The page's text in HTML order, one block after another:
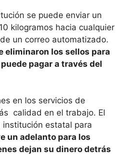
se puede enviar un
kilogramos hacia cualquier
un correo automatizado.
eliminaron los sellos para
pagar a través del
en los servicios de
calidad en el trabajo. El
estatal para
un adelanto para los
dejan su dinero detrás